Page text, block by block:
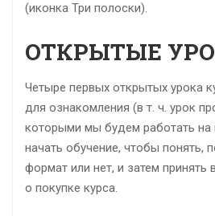
(иконка Три полоски).
ОТКРЫТЫЕ
Четыре первых открытых урока
для ознакомления (в т. ч. урок
которыми мы будем работать
начать обучение, чтобы понять,
формат или нет, и затем принять
о покупке курса.